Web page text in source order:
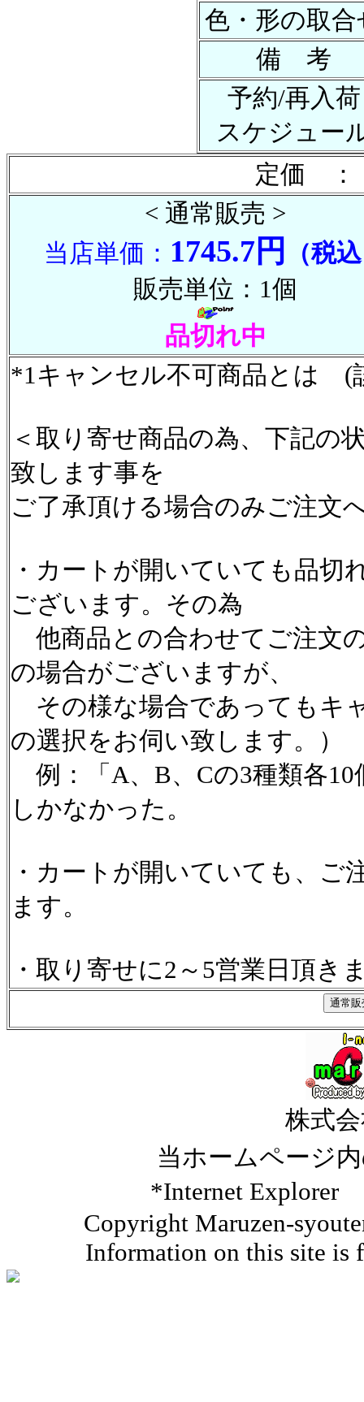
色・形の取合
備 考
予約/再入荷
スケジュー
定価 ：
< 通常販売 >
当店単価： 1745.7円
（税
販売単位：1個
品切れ中
*1キャンセル不可商品とは (
＜取り寄せ商品の為、下記の
致します事を
ご了承頂ける場合のみご注文
・カートが開いていても品切
ございます。その為
他商品との合わせてご注文
の場合がございますが、
その様な場合であってもキ
の選択をお伺い致します。）
例：「A、B、Cの3種類各10
しかなかった。
・カートが開いていても、ご
ます。
・取り寄せに2～5営業日頂き
株式
当ホームページ
*Internet Explorer
Copyright Maruzen-
Information on this site is